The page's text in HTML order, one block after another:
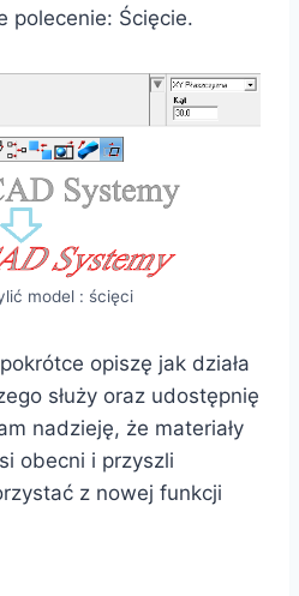
polecenie: Ścięcie.
model : ścięci
opiszę jak działa
służy oraz udostępnię
nadzieję, że materiały
obecni i przyszli
z nowej funkcji